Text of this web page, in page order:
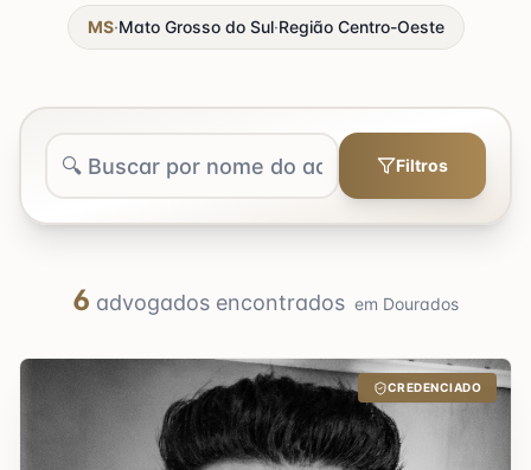
MS·Mato Grosso do Sul·Região Centro-Oeste
Filtros
6 advogados encontrados em Dourados
CREDENCIADO